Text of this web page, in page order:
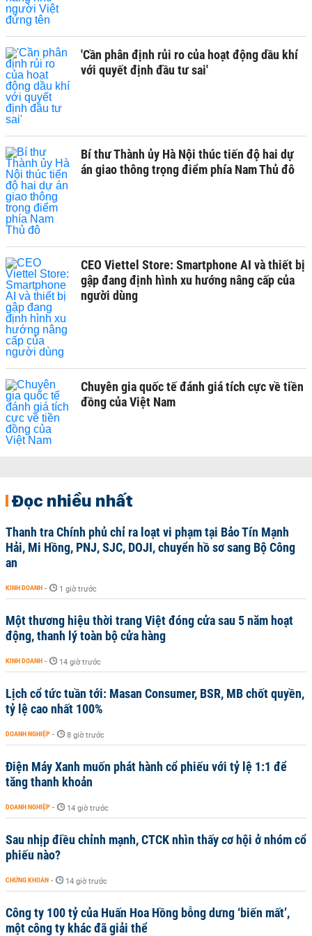
'Cần phân định rủi ro của hoạt động dầu khí
với quyết định đầu tư sai'
Bí thư Thành ủy Hà Nội thúc tiến độ hai dự
án giao thông trọng điểm phía Nam Thủ đô
CEO Viettel Store: Smartphone AI và thiết bị
gập đang định hình xu hướng nâng cấp của
người dùng
Chuyên gia quốc tế đánh giá tích cực về tiền
đồng của Việt Nam
Đọc nhiều nhất
Thanh tra Chính phủ chỉ ra loạt vi phạm tại Bảo Tín Mạnh
Hải, Mi Hồng, PNJ, SJC, DOJI, chuyển hồ sơ sang Bộ Công
an
KINH DOANH - 1 giờ trước
Một thương hiệu thời trang Việt đóng cửa sau 5 năm hoạt
động, thanh lý toàn bộ cửa hàng
KINH DOANH - 14 giờ trước
Lịch cổ tức tuần tới: Masan Consumer, BSR, MB chốt quyền,
tỷ lệ cao nhất 100%
DOANH NGHIỆP - 8 giờ trước
Điện Máy Xanh muốn phát hành cổ phiếu với tỷ lệ 1:1 để
tăng thanh khoản
DOANH NGHIỆP - 14 giờ trước
Sau nhịp điều chỉnh mạnh, CTCK nhìn thấy cơ hội ở nhóm cổ
phiếu nào?
CHỨNG KHOÁN - 14 giờ trước
Công ty 100 tỷ của Huấn Hoa Hồng bỗng dưng ‘biến mất’,
một công ty khác đã giải thể